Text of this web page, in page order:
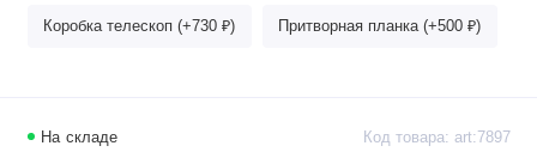
На складе Код товара: art:7897
Коробка телескоп (+730 ₽) Притворная планка (+500 ₽)